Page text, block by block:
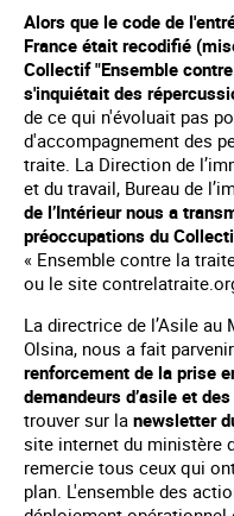
Alors que le code de
France était recodifié
Collectif "Ensemble
s'inquiétait des
de ce qui n'évoluait pas
d'accompagnement des
traite. La Direction de
et du travail, Bureau de
de l’Intérieur nous a
préoccupations du
« Ensemble contre la
ou le site
La directrice de l’Asile au
Olsina, nous a fait parvenir
renforcement de la prise
demandeurs d’asile et
trouver sur la newsletter
site internet du ministère
remercie tous ceux qui
plan. L'ensemble des